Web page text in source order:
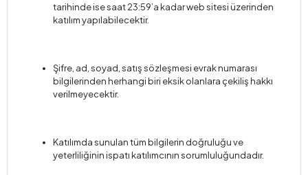
tarihinde ise saat 23:59’a kadar web sitesi üzerinden
katılım yapılabilecektir.
Şifre, ad, soyad, satış sözleşmesi evrak numarası
bilgilerinden herhangi biri eksik olanlara çekiliş hakkı
verilmeyecektir.
Katılımda sunulan tüm bilgilerin doğruluğu ve
yeterliliğinin ispatı katılımcının sorumluluğundadır.